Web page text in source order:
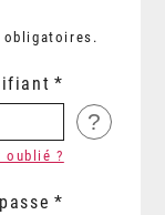
obligatoires.
?
oublié ?